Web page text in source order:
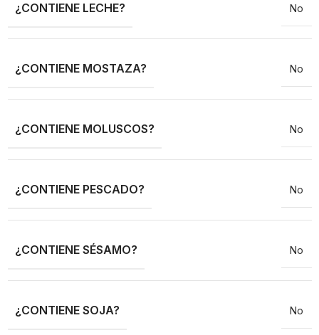
¿CONTIENE LECHE? No
¿CONTIENE MOSTAZA? No
¿CONTIENE MOLUSCOS? No
¿CONTIENE PESCADO? No
¿CONTIENE SÉSAMO? No
¿CONTIENE SOJA? No